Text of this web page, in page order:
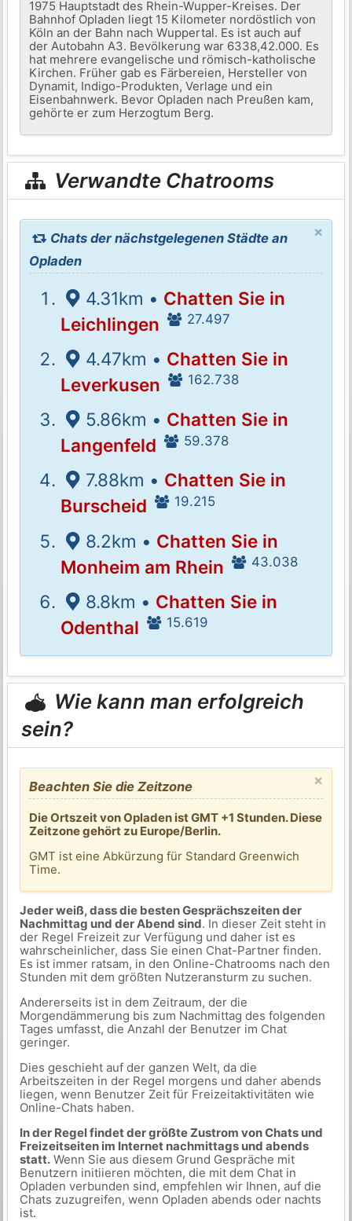
1975 Hauptstadt des Rhein-Wupper-Kreises. Der
Bahnhof Opladen liegt 15 Kilometer nordöstlich von
Köln an der Bahn nach Wuppertal. Es ist auch auf
der Autobahn A3. Bevölkerung war 6338,42.000. Es
hat mehrere evangelische und römisch-katholische
Kirchen. Früher gab es Färbereien, Hersteller von
Dynamit, Indigo-Produkten, Verlage und ein
Eisenbahnwerk. Bevor Opladen nach Preußen kam,
gehörte er zum Herzogtum Berg.
Verwandte Chatrooms
×
Chats der nächstgelegenen Städte an
Opladen
4.31km • Chatten Sie in
Leichlingen
27.497
4.47km • Chatten Sie in
Leverkusen
162.738
5.86km • Chatten Sie in
Langenfeld
59.378
7.88km • Chatten Sie in
Burscheid
19.215
8.2km • Chatten Sie in
Monheim am Rhein
43.038
8.8km • Chatten Sie in
Odenthal
15.619
Wie kann man erfolgreich
sein?
×
Beachten Sie die Zeitzone
Die Ortszeit von Opladen ist GMT +1 Stunden. Diese
Zeitzone gehört zu Europe/Berlin.
GMT ist eine Abkürzung für Standard Greenwich
Time.
Jeder weiß, dass die besten Gesprächszeiten der
Nachmittag und der Abend sind. In dieser Zeit steht in
der Regel Freizeit zur Verfügung und daher ist es
wahrscheinlicher, dass Sie einen Chat-Partner finden.
Es ist immer ratsam, in den Online-Chatrooms nach den
Stunden mit dem größten Nutzeransturm zu suchen.
Andererseits ist in dem Zeitraum, der die
Morgendämmerung bis zum Nachmittag des folgenden
Tages umfasst, die Anzahl der Benutzer im Chat
geringer.
Dies geschieht auf der ganzen Welt, da die
Arbeitszeiten in der Regel morgens und daher abends
liegen, wenn Benutzer Zeit für Freizeitaktivitäten wie
Online-Chats haben.
In der Regel findet der größte Zustrom von Chats und
Freizeitseiten im Internet nachmittags und abends
statt.Wenn Sie aus diesem Grund Gespräche mit
Benutzern initiieren möchten, die mit dem Chat in
Opladen verbunden sind, empfehlen wir Ihnen, auf die
Chats zuzugreifen, wenn Opladen abends oder nachts
ist.